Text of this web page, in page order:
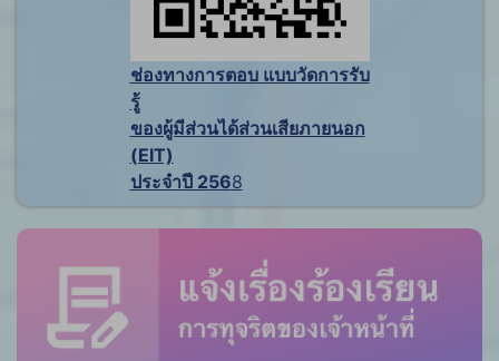
ช่องทางการตอบ แบบวัดการรับ
รู้
ของผู้มีส่วนได้ส่วนเสียภายนอก
(EIT)
ประจำปี 2568